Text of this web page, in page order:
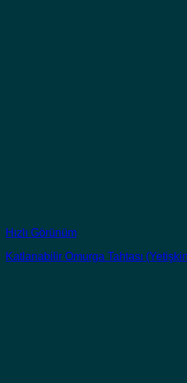
Hızlı Görünüm
Katlanabilir Omurga Tahtası